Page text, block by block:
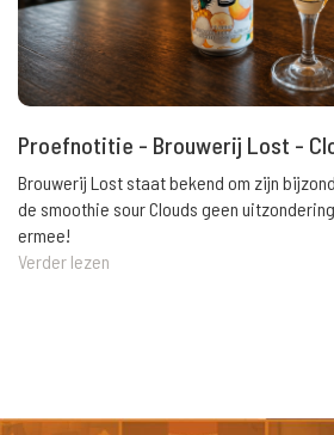
Proefnotitie - Brouwerij Lost -
Brouwerij Lost staat bekend om zijn
de smoothie sour Clouds geen
ermee!
Verder lezen